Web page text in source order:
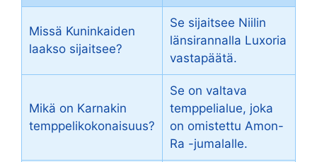
Missä Kuninkaiden
laakso sijaitsee?
Se sijaitsee Niilin
länsirannalla Luxoria
vastapäätä.
Mikä on Karnakin
temppelikokonaisuus?
Se on valtava
temppelialue, joka
on omistettu Amon-
Ra -jumalalle.